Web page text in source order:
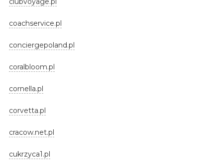
coachservice.pl
conciergepoland.pl
coralbloom.pl
cornella.pl
corvetta.pl
cracow.net.pl
cukrzyca1.pl